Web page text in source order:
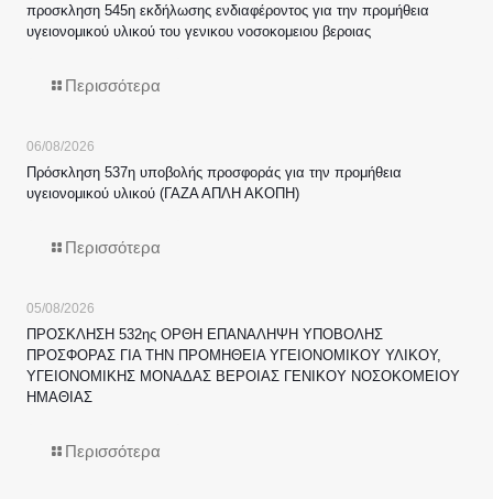
προσκληση 545η εκδήλωσης ενδιαφέροντος για την προμήθεια
υγειονομικού υλικού του γενικου νοσοκομειου βεροιας
Περισσότερα
06/08/2026
Πρόσκληση 537η υποβολής προσφοράς για την προμήθεια
υγειονομικού υλικού (ΓΑΖΑ ΑΠΛΗ ΑΚΟΠΗ)
Περισσότερα
05/08/2026
ΠΡΟΣΚΛΗΣΗ 532ης ΟΡΘΗ ΕΠΑΝΑΛΗΨΗ ΥΠΟΒΟΛΗΣ
ΠΡΟΣΦΟΡΑΣ ΓΙΑ ΤΗΝ ΠΡΟΜΗΘΕΙΑ ΥΓΕΙΟΝΟΜΙΚΟΥ ΥΛΙΚΟΥ,
ΥΓΕΙΟΝΟΜΙΚΗΣ ΜΟΝΑΔΑΣ ΒΕΡΟΙΑΣ ΓΕΝΙΚΟΥ ΝΟΣΟΚΟΜΕΙΟΥ
ΗΜΑΘΙΑΣ
Περισσότερα